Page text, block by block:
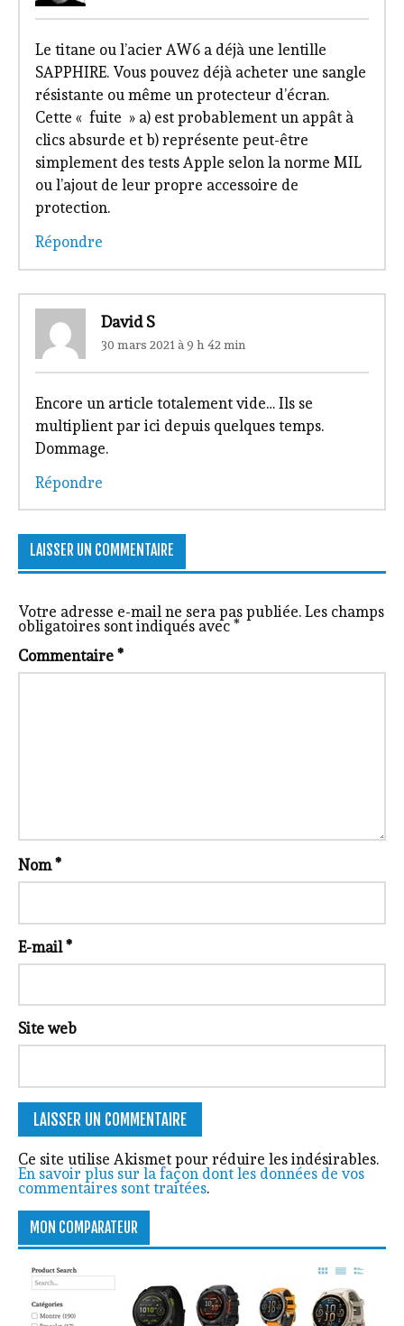
Le titane ou l’acier AW6 a déjà une lentille
SAPPHIRE. Vous pouvez déjà acheter une sangle
résistante ou même un protecteur d’écran.
Cette « fuite » a) est probablement un appât à
clics absurde et b) représente peut-être
simplement des tests Apple selon la norme MIL
ou l’ajout de leur propre accessoire de
protection.
Répondre
David S
30 mars 2021 à 9 h 42 min
Encore un article totalement vide… Ils se
multiplient par ici depuis quelques temps.
Dommage.
Répondre
LAISSER UN COMMENTAIRE
Votre adresse e-mail ne sera pas publiée. Les champs
obligatoires sont indiqués avec*
Commentaire*
Nom*
E-mail*
Site web
Ce site utilise Akismet pour réduire les indésirables.
En savoir plus sur la façon dont les données de vos
commentaires sont traitées.
MON COMPARATEUR